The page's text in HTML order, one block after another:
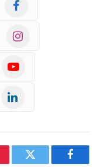
Facebook
Twitter